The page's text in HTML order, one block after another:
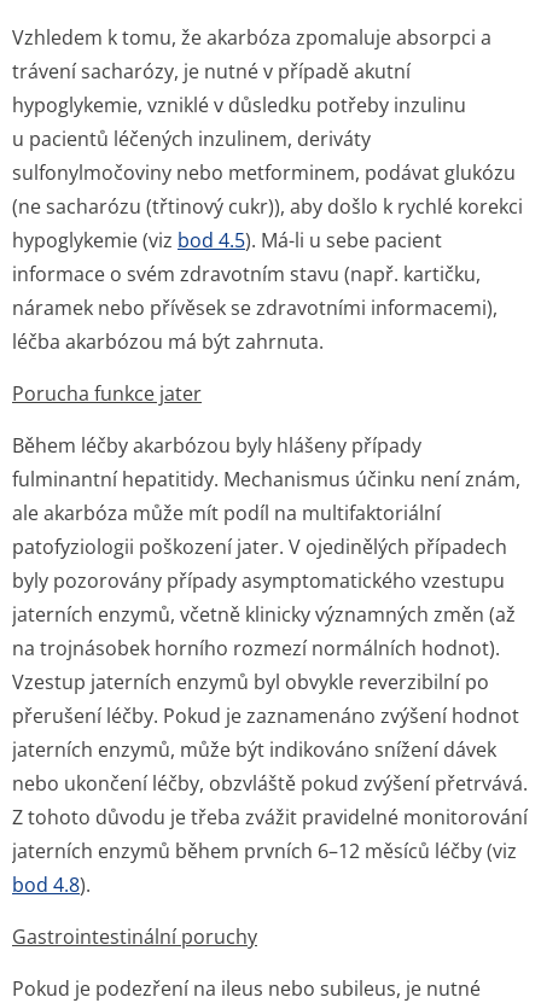
Vzhledem k tomu, že akarbóza zpomaluje absorpci a
trávení sacharózy, je nutné v případě akutní
hypoglykemie, vzniklé v důsledku potřeby inzulinu
u pacientů léčených inzulinem, deriváty
sulfonylmočoviny nebo metforminem, podávat glukózu
(ne sacharózu (třtinový cukr)), aby došlo k rychlé korekci
hypoglykemie (viz bod 4.5). Má-li u sebe pacient
informace o svém zdravotním stavu (např. kartičku,
náramek nebo přívěsek se zdravotními informacemi),
léčba akarbózou má být zahrnuta.
Porucha funkce jater
Během léčby akarbózou byly hlášeny případy
fulminantní hepatitidy. Mechanismus účinku není znám,
ale akarbóza může mít podíl na multifaktoriální
patofyziologii poškození jater. V ojedinělých případech
byly pozorovány případy asymptomatického vzestupu
jaterních enzymů, včetně klinicky významných změn (až
na trojnásobek horního rozmezí normálních hodnot).
Vzestup jaterních enzymů byl obvykle reverzibilní po
přerušení léčby. Pokud je zaznamenáno zvýšení hodnot
jaterních enzymů, může být indikováno snížení dávek
nebo ukončení léčby, obzvláště pokud zvýšení přetrvává.
Z tohoto důvodu je třeba zvážit pravidelné monitorování
jaterních enzymů během prvních 6–12 měsíců léčby (viz
bod 4.8).
Gastrointestinální poruchy
Pokud je podezření na ileus nebo subileus, je nutné